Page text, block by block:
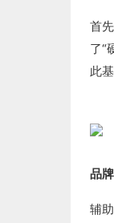
首
了“
此
品
辅